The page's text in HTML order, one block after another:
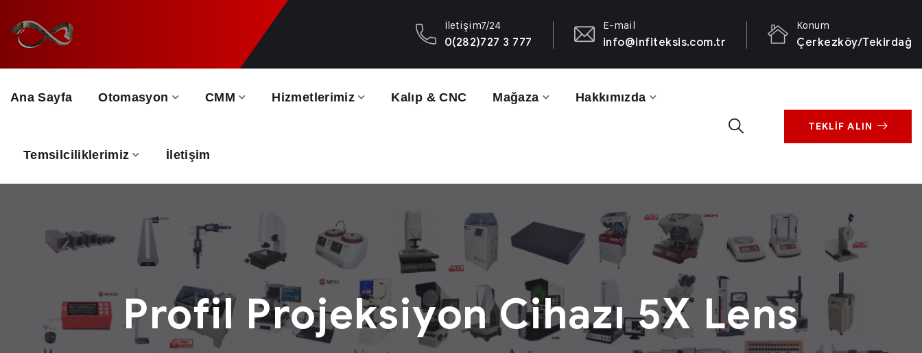
İletişim7/24
0(282)727 3 777
E-mail
info@infiteksis.com.tr
Konum
Çerkezköy/Tekirdağ
Ana Sayfa Otomasyon CMM Hizmetlerimiz Kalıp & CNC Mağaza Hakkımızda
Temsilciliklerimiz İletişim
TEKLİF ALIN
Profil Projeksiyon Cihazı 5X Lens